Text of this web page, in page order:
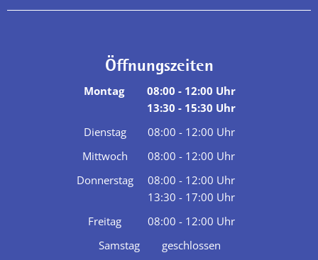
Öffnungszeiten
Montag 08:00 - 12:00 Uhr
Von 08:00 bis 12:00 Uhr
13:30 - 15:30 Uhr
Von 13:30 bis 15:30 Uhr
Dienstag 08:00 - 12:00 Uhr
Von 08:00 bis 12:00 Uhr
Mittwoch 08:00 - 12:00 Uhr
Von 08:00 bis 12:00 Uhr
Donnerstag 08:00 - 12:00 Uhr
Von 08:00 bis 12:00 Uhr
13:30 - 17:00 Uhr
Von 13:30 bis 17:00 Uhr
Freitag 08:00 - 12:00 Uhr
Von 08:00 bis 12:00 Uhr
Samstag geschlossen